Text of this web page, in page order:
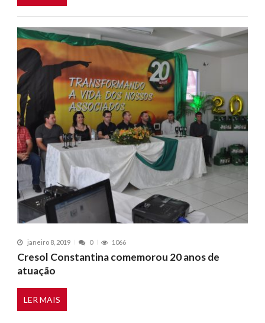
janeiro 8, 2019 0 1066
Cresol Constantina comemorou 20 anos de
atuação
LER MAIS